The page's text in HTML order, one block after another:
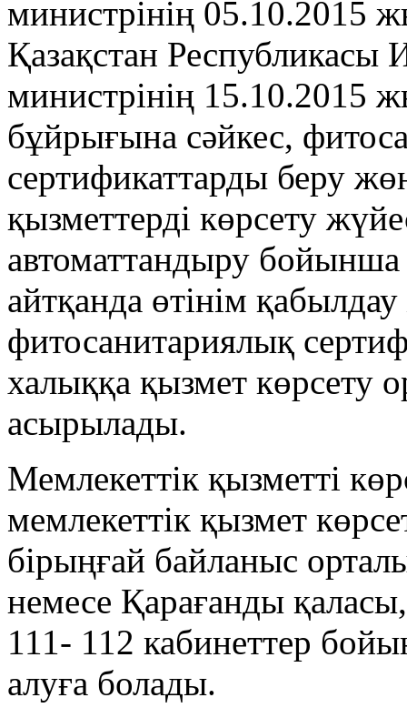
министрінің
Қазақстан Республикасы
министрінің 15.10.2015
бұйрығына сәйкес,
сертификаттарды беру
қызметтерді көрсету
автоматтандыру бойынша
айтқанда өтінім
фитосанитариялық
халыққа қызмет көрсету
асырылады.
Мемлекеттік қызметті
мемлекеттік қызмет
бірыңғай байланыс
немесе Қарағанды
111- 112 кабинеттер
алуға болады.